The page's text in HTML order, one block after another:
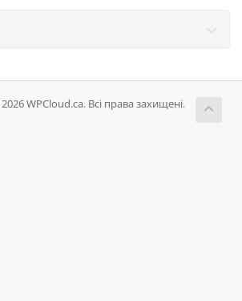
WPCloud.ca. Всі права захищені.